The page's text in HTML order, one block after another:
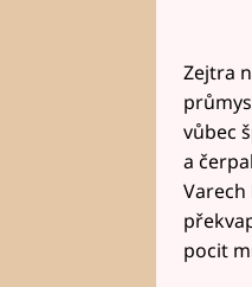
Zejtra
vůbec
a
Varech
pocit